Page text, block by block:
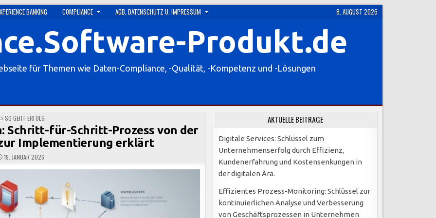
BANKING COMPLIANCE AGB, DATENSCHUTZ U. IMPRESSUM 8. AUGUST 2026
Produkt.de
für Themen wie Daten-Compliance, -Qualität, -Kompetenz und -Lösungen
POSTED
IN
SO GEHT ERFOLG
Schritt-für-Schritt-Prozess von der
Implementierung erklärt
19. JANUAR 2026
AKTUELLE BEITRÄGE
Digitale Services: Schlüssel zum
Unternehmenserfolg durch Effizienz,
Kundenerfahrung und Kostensenkungen in
der digitalen Ära.
Effizientes Prozess-Monitoring: Schlüssel zur
kontinuierlichen Analyse und Verbesserung
von Geschäftsprozessen in Unternehmen